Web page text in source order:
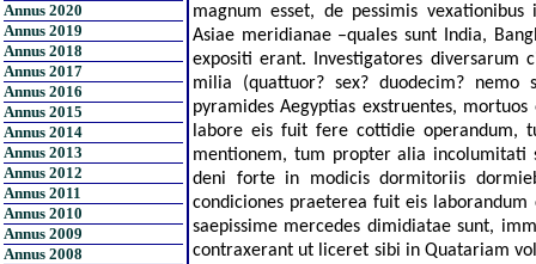
Annus 2020
Annus 2019
Annus 2018
Annus 2017
Annus 2016
Annus 2015
Annus 2014
Annus 2013
Annus 2012
Annus 2011
Annus 2010
Annus 2009
Annus 2008
magnum esset, de pessimis
Asiae meridianae –quales sunt India,
expositi erant. Investigatores diversarum
milia (quattuor? sex? duodecim? nemo
pyramides Aegyptias exstruentes,
labore eis fuit fere cottidie operandum,
mentionem, tum propter alia
deni forte in modicis dormitoriis
condiciones praeterea fuit eis laborandum
saepissime mercedes dimidiatae sunt,
contraxerant ut liceret sibi in Quatariam